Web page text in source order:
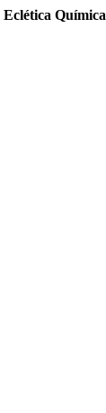
Eclética Química